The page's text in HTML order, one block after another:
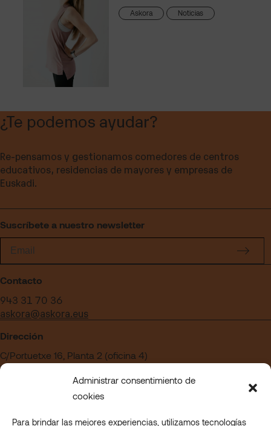
Administrar consentimiento de
cookies
Para brindar las mejores experiencias, utilizamos tecnologías
Askora Noticias
¿Te podemos ayudar?
Re-pensamos y gestionamos comedores de centros
educativos, residencias de mayores y empresas de
Euskadi.
Suscríbete a nuestro newsletter
Contacto
943 31 70 36
askora@askora.eus
Dirección
C/Portuetxe 16, Planta 2 (oficina 4)
Edificio Blanca Vinuesa
20018 San Sebastián – Gipuzkoa
¿Quieres trabajar en Askora?